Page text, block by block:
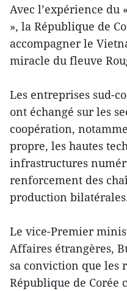
Avec l’expérience
», la République de
accompagner le
miracle du fleuve
Les entreprises sud-
ont échangé sur les
coopération,
propre, les hautes
infrastructures
renforcement des
production
Le vice-Premier
Affaires étrangères,
sa conviction que les
République de Corée